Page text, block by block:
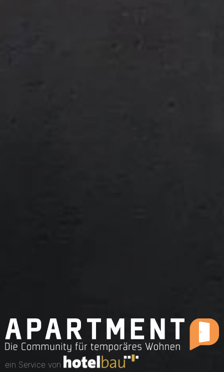
ein Service von